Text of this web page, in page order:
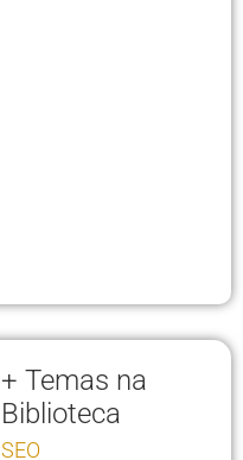
+ Temas na
Biblioteca
SEO